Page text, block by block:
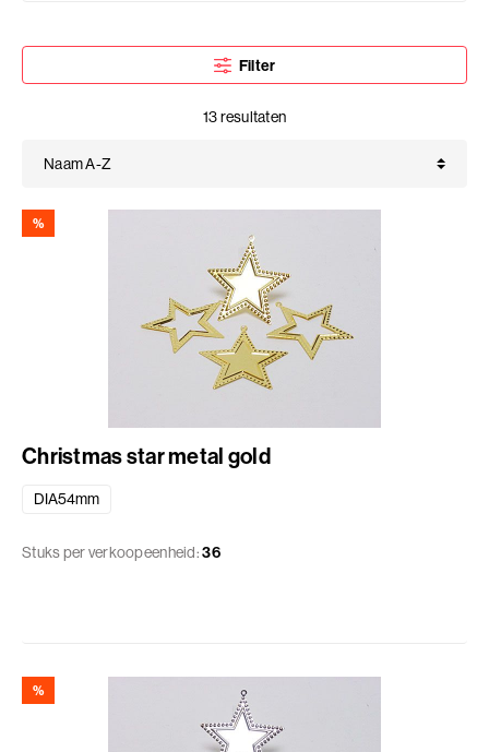
Filter
13 resultaten
%
Christmas star metal gold
DIA54mm
Stuks per verkoopeenheid:36
%